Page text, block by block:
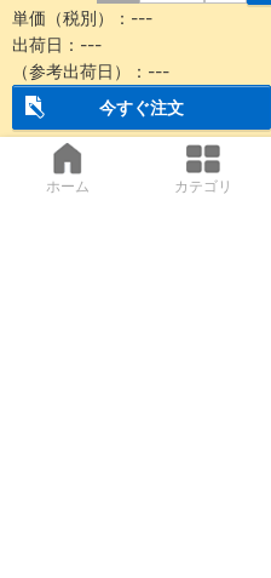
単価（税別）： ---
出荷日： ---
（参考出荷日）： ---
今すぐ注文
ホーム カテゴリ